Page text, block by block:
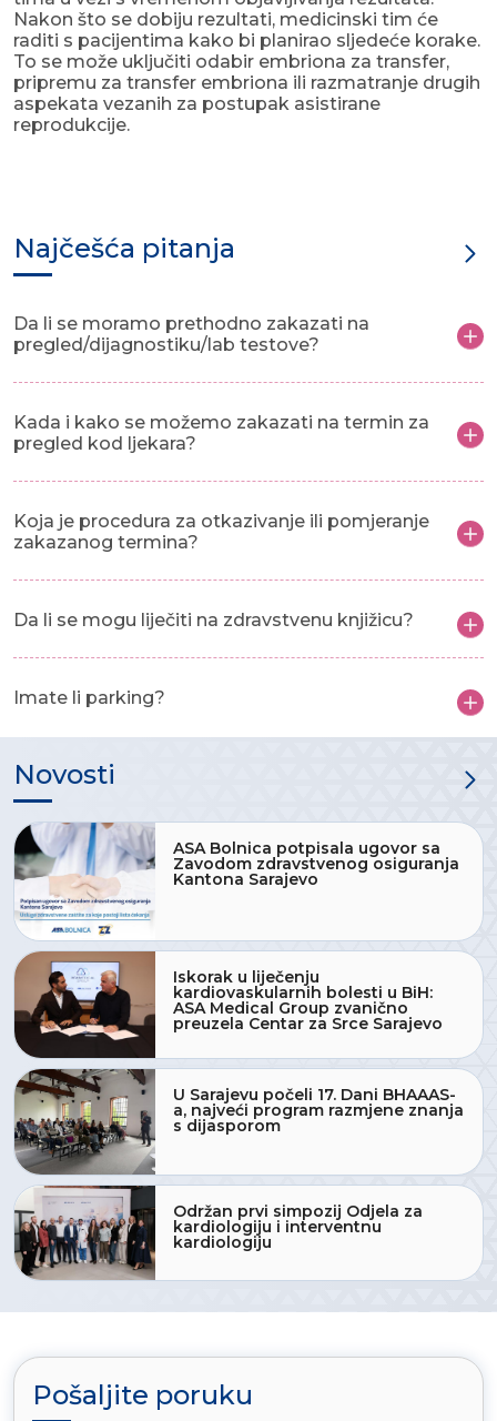
Nakon što se dobiju rezultati, medicinski tim će
raditi s pacijentima kako bi planirao sljedeće korake.
To se može uključiti odabir embriona za transfer,
pripremu za transfer embriona ili razmatranje drugih
aspekata vezanih za postupak asistirane
reprodukcije.
Najčešća pitanja
Da li se moramo prethodno zakazati na
pregled/dijagnostiku/lab testove?
Kada i kako se možemo zakazati na termin za
pregled kod ljekara?
Koja je procedura za otkazivanje ili pomjeranje
zakazanog termina?
Da li se mogu liječiti na zdravstvenu knjižicu?
Imate li parking?
Novosti
ASA Bolnica potpisala ugovor sa
Zavodom zdravstvenog osiguranja
Kantona Sarajevo
Iskorak u liječenju
kardiovaskularnih bolesti u BiH:
ASA Medical Group zvanično
preuzela Centar za Srce Sarajevo
U Sarajevu počeli 17. Dani BHAAAS-
a, najveći program razmjene znanja
s dijasporom
Održan prvi simpozij Odjela za
kardiologiju i interventnu
kardiologiju
Pošaljite poruku